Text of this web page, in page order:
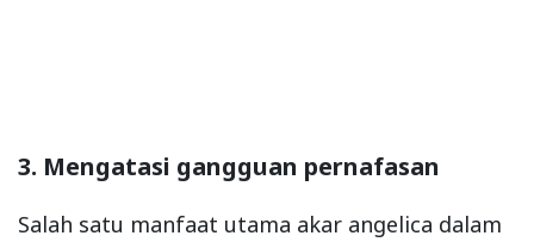
3. Mengatasi gangguan pernafasan
Salah satu manfaat utama akar angelica dalam